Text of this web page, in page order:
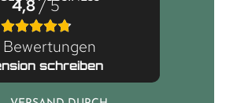
4,8/ 5
Bewertungen
schreiben